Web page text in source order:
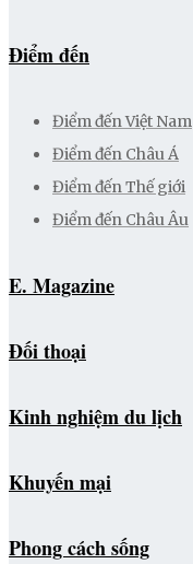
Điểm đến
Điểm đến Việt Nam
Điểm đến Châu Á
Điểm đến Thế giới
Điểm đến Châu Âu
E. Magazine
Đối thoại
Kinh nghiệm du lịch
Khuyến mại
Phong cách sống